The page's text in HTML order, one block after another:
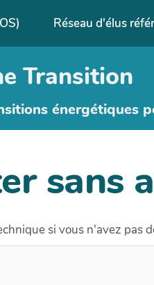
Réseau d'élus
Transition
énergétiques
sans
si vous n'avez pas